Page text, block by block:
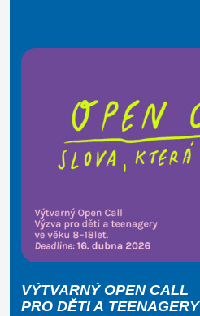
VÝTVARNÝ OPEN CALL
PRO DĚTI A TEENAGERY